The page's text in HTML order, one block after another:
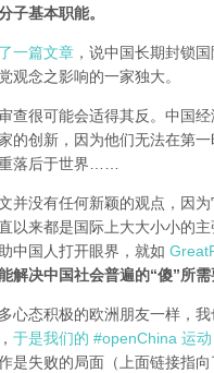
子基本职能。
一篇文章 ，说中国长期封锁
观念之影响的一家独大。
查很可能会适得其反。中国
的创新，因为他们无法在第
落后于世界……
并没有任何新颖的观点，因
以来都是国际上大大小小的
中国人打开眼界，就如
解决中国社会普遍的“傻”所需
心态积极的欧洲朋友一样，
于是我们的 #openChina 运动
是失败的局面（ 上面链接指